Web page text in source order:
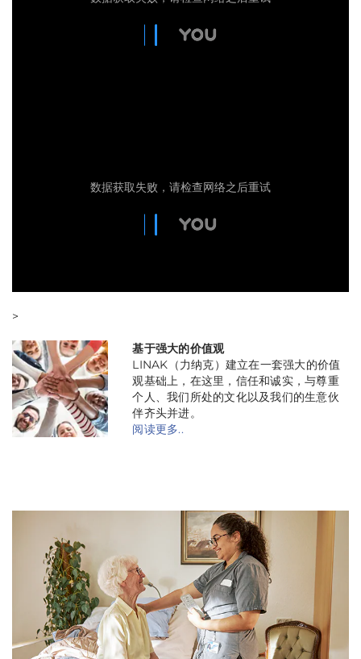
>
基于强大的价值观
LINAK（力纳克）建立在一套强大的价值
观基础上，在这里，信任和诚实，与尊重
个人、我们所处的文化以及我们的生意伙
伴齐头并进。
阅读更多..